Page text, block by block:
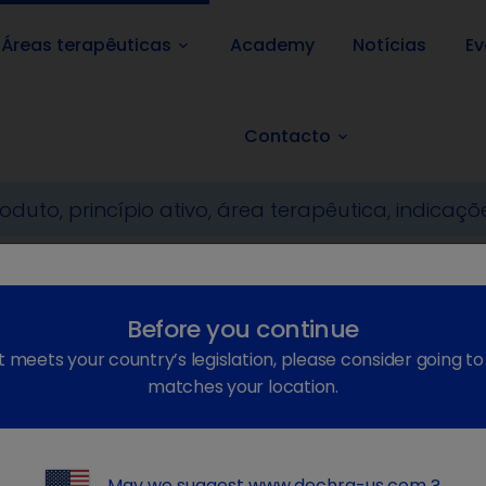
Áreas terapêuticas keyboard_arrow_down Academy Notícias
Contacto keyboard_arrow_down
hipofisária da Pars
Before you continue
your country’s legislation, please consider going
matches your location.